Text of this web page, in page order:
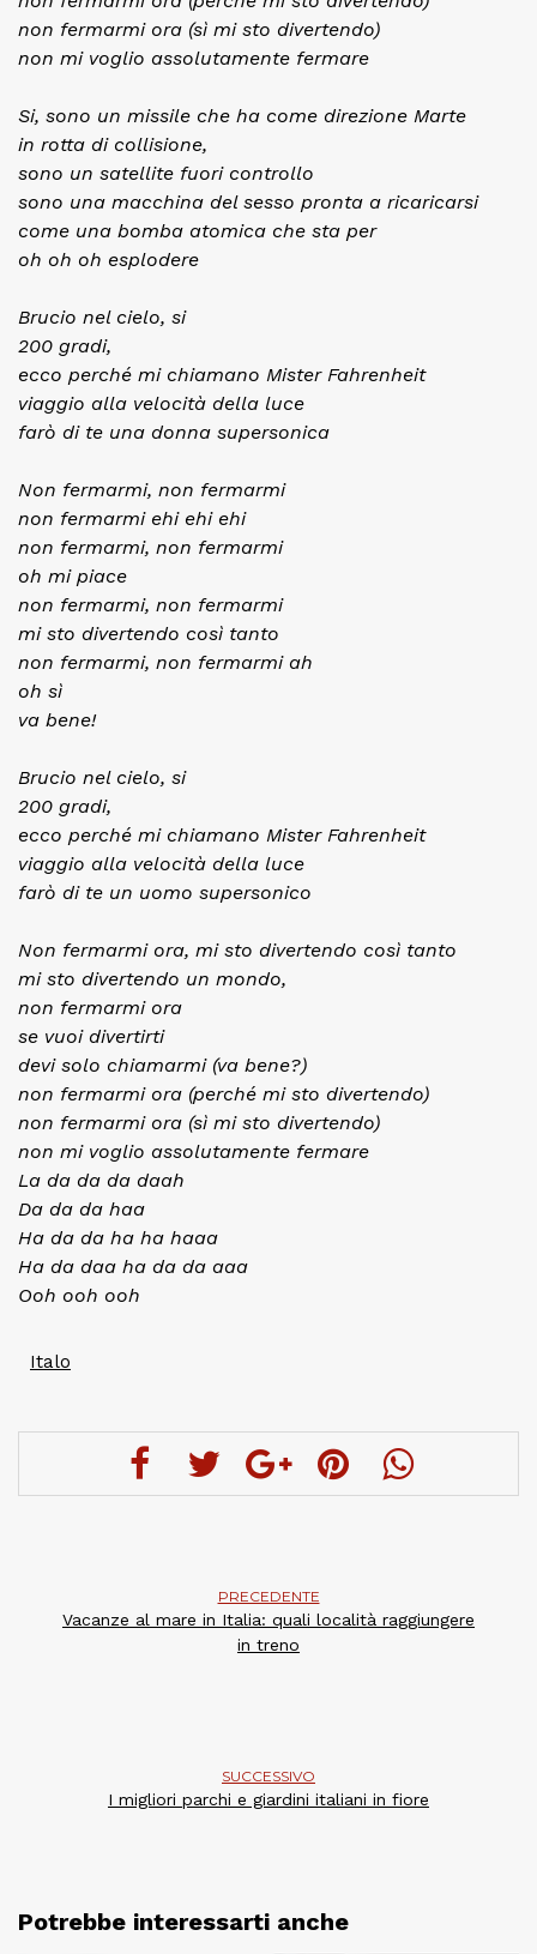
non fermarmi ora (sì mi sto divertendo)
non mi voglio assolutamente fermare
Si, sono un missile che ha come direzione Marte
in rotta di collisione,
sono un satellite fuori controllo
sono una macchina del sesso pronta a ricaricarsi
come una bomba atomica che sta per
oh oh oh esplodere
Brucio nel cielo, si
200 gradi,
ecco perché mi chiamano Mister Fahrenheit
viaggio alla velocità della luce
farò di te una donna supersonica
Non fermarmi, non fermarmi
non fermarmi ehi ehi ehi
non fermarmi, non fermarmi
oh mi piace
non fermarmi, non fermarmi
mi sto divertendo così tanto
non fermarmi, non fermarmi ah
oh sì
va bene!
Brucio nel cielo, si
200 gradi,
ecco perché mi chiamano Mister Fahrenheit
viaggio alla velocità della luce
farò di te un uomo supersonico
Non fermarmi ora, mi sto divertendo così tanto
mi sto divertendo un mondo,
non fermarmi ora
se vuoi divertirti
devi solo chiamarmi (va bene?)
non fermarmi ora (perché mi sto divertendo)
non fermarmi ora (sì mi sto divertendo)
non mi voglio assolutamente fermare
La da da da daah
Da da da haa
Ha da da ha ha haaa
Ha da daa ha da da aaa
Ooh ooh ooh
Italo
PRECEDENTE
Vacanze al mare in Italia: quali località raggiungere
in treno
SUCCESSIVO
I migliori parchi e giardini italiani in fiore
Potrebbe interessarti anche